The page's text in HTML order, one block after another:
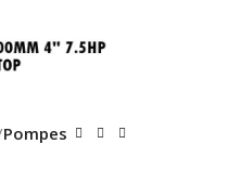
Pompes